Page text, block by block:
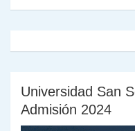
Universidad San
Admisión 2024